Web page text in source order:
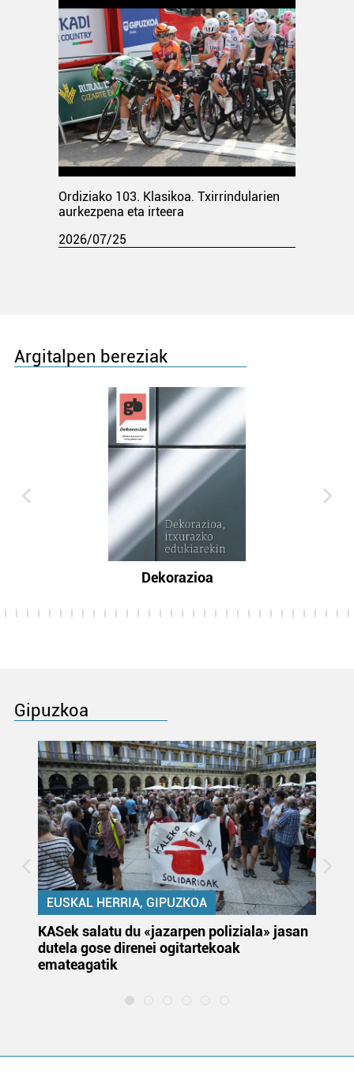
Ordiziako 103. Klasikoa. Txirrindularien
aurkezpena eta irteera
2026/07/25
Argitalpen bereziak
Dekorazioa
Gipuzkoa
EUSKAL HERRIA, GIPUZKOA
KASek salatu du «jazarpen poliziala» jasan
dutela gose direnei ogitartekoak
emateagatik